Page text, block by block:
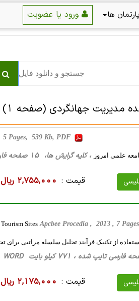
ها
مدیریت جهانگردی (صفحه 1)
5 Pages, 539 Kb, PDF
علمی امروز ، کلیه گرایش ها، 15 صفحه فارسی تایپ شده ، 123 کیلو بایت WORD
قیمت : 2,755,000 ریال
Sites Apcbee Procedia , 2013 , 7
استفاده از تکنیک فرآیند تحلیل سلسله‏ مراتبی
قیمت : 2,175,000 ریال